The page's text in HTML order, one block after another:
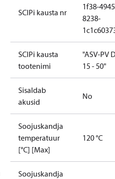
SCIPi kausta nr
1f38-
8238-
SCIPi kausta
tootenimi
"ASV-PV
15 - 50"
Sisaldab
akusid
No
Soojuskandja
temperatuur
[°C] [Max]
120 °C
Soojuskandja